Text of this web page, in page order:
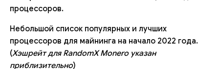
процессоров.
Небольшой список популярных и лучших
процессоров для майнинга на начало 2022 года.
(Хэшрейт для RandomX Monero указан
приблизительно)